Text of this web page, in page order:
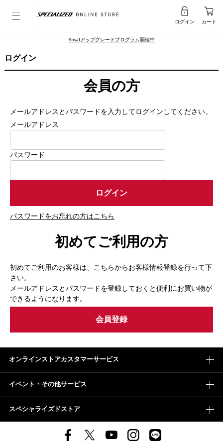
ログイン カート
Rovalアップグレードプログラム開催中
ログイン
会員の方
メールアドレスとパスワードを入力してログインしてください。
メールアドレス
パスワード
パスワードをお忘れの方はこちら
初めてご利用の方
初めてご利用のお客様は、こちらからお客様情報登録を行って下
さい。
メールアドレスとパスワードを登録しておくと便利にお買い物が
できるようになります。
オンラインストアカスタマーサービス
イベント・その他サービス
スペシャライズドストア